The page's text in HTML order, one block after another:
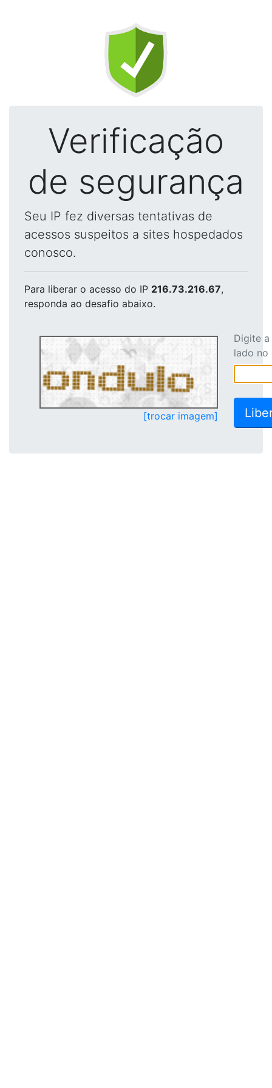
Verificação
de segurança
Seu IP fez diversas tentativas de
acessos suspeitos a sites hospedados
conosco.
Para liberar o acesso do IP 216.73.216.67,
responda ao desafio abaixo.
[trocar imagem]
Digite
lado no